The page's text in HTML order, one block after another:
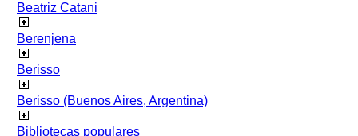
Beatriz Catani
Berenjena
Berisso
Berisso (Buenos Aires, Argentina)
Bibliotecas populares